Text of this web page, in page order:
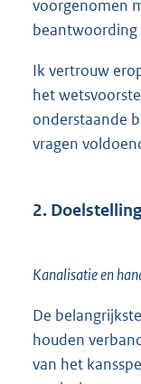
voorgenomen
beantwoording
Ik vertrouw
het
onderstaande
vragen
2.
Kanalisatie en
De
houden
van het